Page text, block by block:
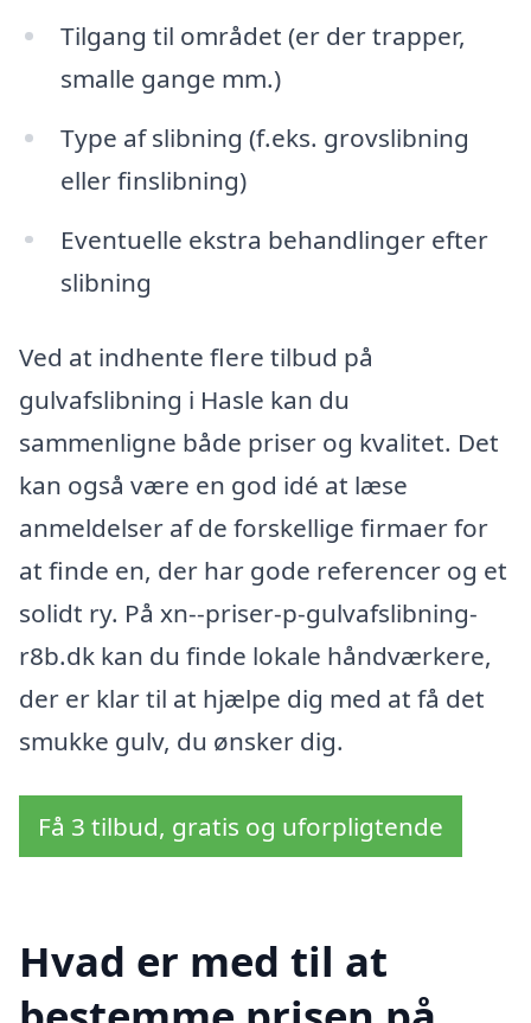
Tilgang til området (er der trapper,
smalle gange mm.)
Type af slibning (f.eks. grovslibning
eller finslibning)
Eventuelle ekstra behandlinger efter
slibning
Ved at indhente flere tilbud på
gulvafslibning i Hasle kan du
sammenligne både priser og kvalitet. Det
kan også være en god idé at læse
anmeldelser af de forskellige firmaer for
at finde en, der har gode referencer og et
solidt ry. På xn--priser-p-gulvafslibning-
r8b.dk kan du finde lokale håndværkere,
der er klar til at hjælpe dig med at få det
smukke gulv, du ønsker dig.
Få 3 tilbud, gratis og uforpligtende
Hvad er med til at